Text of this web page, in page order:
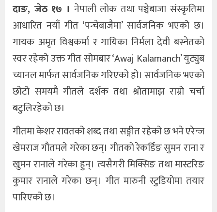
दाङ, जेठ १७ । नेपाली लोक तथा पञ्चेबाजा संस्कृतिमा
आधारित नयाँ गीत ‘पन्चेबाजैमा’ सार्वजनिक भएको छ।
गायक अमृत विश्वकर्मा र गायिका निर्मला देवी बस्नेतको
स्वर रहेको उक्त गीत सोमबार ‘Awaj Kalamanch’ युट्युब
च्यानल मार्फत सार्वजनिक गरिएको हो। सार्वजनिक भएको
छोटो समयमै गीतले दर्शक तथा श्रोतामाझ राम्रो चर्चा
बटुलिरहेको छ।
गीतमा केशर रावतको शब्द तथा सङ्गीत रहेको छ भने एरेन्ज
खेमराज गौतमले गरेका छन्। गीतको रेकर्डिङ सुमन राना र
खुमन रानाले गरेका हुन्। त्यसैगरी मिक्सिङ तथा मास्टरिङ
कुमार रानाले गरेका छन्। गीत मारुनी स्टुडियोमा तयार
पारिएको छ।